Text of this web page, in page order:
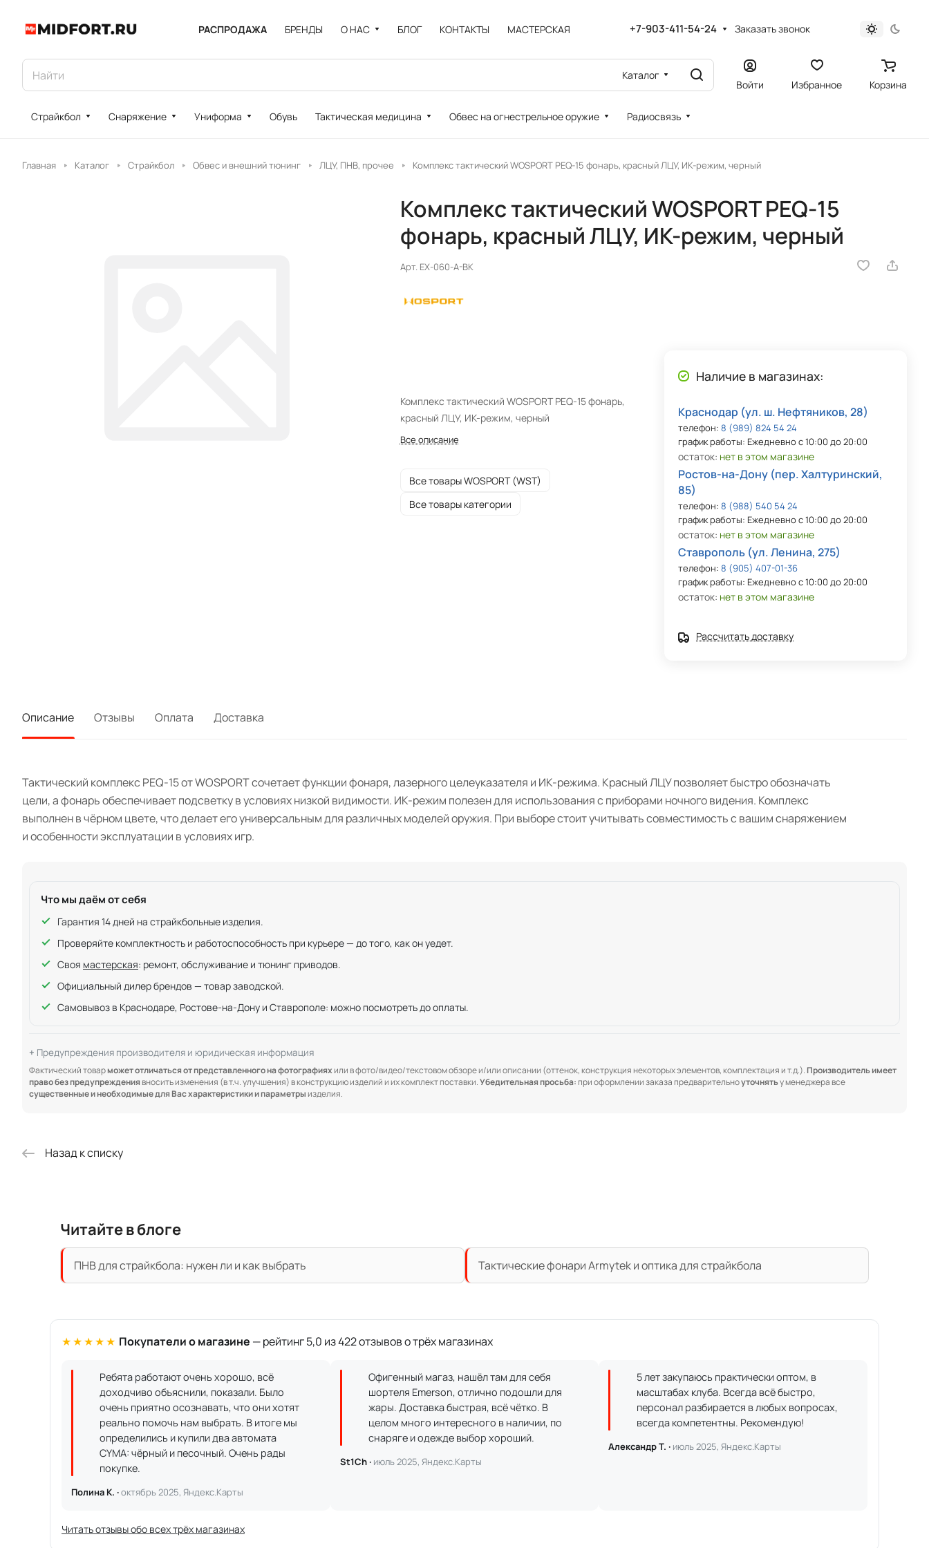
РАСПРОДАЖА БРЕНДЫ О НАС БЛОГ КОНТАКТЫ МАСТЕРСКАЯ +7-903-411-54-24 Заказать звонок
Каталог
Войти Избранное Корзина
Страйкбол Снаряжение Униформа Обувь Тактическая медицина Обвес на огнестрельное оружие Радиосвязь
Главная Каталог Страйкбол Обвес и внешний тюнинг ЛЦУ, ПНВ, прочее Комплекс тактический WOSPORT PEQ-15 фонарь, красный ЛЦУ, ИК-режим, черный
Комплекс тактический WOSPORT PEQ-15
фонарь, красный ЛЦУ, ИК-режим, черный
Арт. EX-060-A-BK
Комплекс тактический WOSPORT PEQ-15 фонарь,
красный ЛЦУ, ИК-режим, черный
Все описание
Все товары WOSPORT (WST)
Все товары категории
Наличие в магазинах:
Краснодар (ул. ш. Нефтяников, 28)
телефон:8 (989) 824 54 24
график работы: Ежедневно с 10:00 до 20:00
остаток: нет в этом магазине
Ростов-на-Дону (пер. Халтуринский,
85)
телефон:8 (988) 540 54 24
график работы: Ежедневно с 10:00 до 20:00
остаток: нет в этом магазине
Ставрополь (ул. Ленина, 275)
телефон:8 (905) 407-01-36
график работы: Ежедневно с 10:00 до 20:00
остаток: нет в этом магазине
Рассчитать доставку
Описание Отзывы Оплата Доставка
Тактический комплекс PEQ-15 от WOSPORT сочетает функции фонаря, лазерного целеуказателя и ИК-режима. Красный ЛЦУ позволяет быстро обозначать
цели, а фонарь обеспечивает подсветку в условиях низкой видимости. ИК-режим полезен для использования с приборами ночного видения. Комплекс
выполнен в чёрном цвете, что делает его универсальным для различных моделей оружия. При выборе стоит учитывать совместимость с вашим снаряжением
и особенности эксплуатации в условиях игр.
Что мы даём от себя
Гарантия 14 дней на страйкбольные изделия.
Проверяйте комплектность и работоспособность при курьере — до того, как он уедет.
Своя мастерская: ремонт, обслуживание и тюнинг приводов.
Официальный дилер брендов — товар заводской.
Самовывоз в Краснодаре, Ростове-на-Дону и Ставрополе: можно посмотреть до оплаты.
Предупреждения производителя и юридическая информация
Фактический товарможет отличаться от представленного на фотографияхили в фото/видео/текстовом обзоре и/или описании (оттенок, конструкция некоторых элементов, комплектация и т.д.). Производитель имеет
право без предупреждениявносить изменения (в т.ч. улучшения) в конструкцию изделий и их комплект поставки.Убедительная просьба:при оформлении заказа предварительноуточнятьу менеджера все
существенные и необходимые для Вас характеристики и параметрыизделия.
Назад к списку
Читайте в блоге
ПНВ для страйкбола: нужен ли и как выбрать Тактические фонари Armytek и оптика для страйкбола
★★★★★ Покупатели о магазине — рейтинг 5,0 из 422 отзывов о трёх магазинах
Ребята работают очень хорошо, всё
доходчиво объяснили, показали. Было
очень приятно осознавать, что они хотят
реально помочь нам выбрать. В итоге мы
определились и купили два автомата
CYMA: чёрный и песочный. Очень рады
покупке.
Полина К. ·октябрь 2025, Яндекс.Карты
Офигенный магаз, нашёл там для себя
шортеля Emerson, отлично подошли для
жары. Доставка быстрая, всё чётко. В
целом много интересного в наличии, по
снаряге и одежде выбор хороший.
St1Ch · июль 2025, Яндекс.Карты
5 лет закупаюсь практически оптом, в
масштабах клуба. Всегда всё быстро,
персонал разбирается в любых вопросах,
всегда компетентны. Рекомендую!
Александр Т. · июль 2025, Яндекс.Карты
Читать отзывы обо всех трёх магазинах